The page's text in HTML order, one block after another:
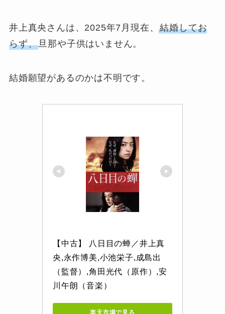
井上真央さんは、2025年7月現在、結婚してお
らず、 旦那や子供はいません。
結婚願望があるのかは不明です。
【中古】 八日目の蝉／井上真
央,永作博美,小池栄子,成島出
（監督）,角田光代（原作）,安
川午朗（音楽）
楽天市場で見る